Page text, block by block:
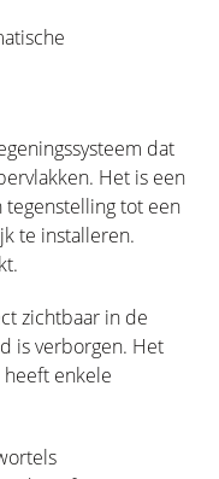
dat
Het is een
tegenstelling tot een
te installeren.
zichtbaar in de
is verborgen. Het
enkele